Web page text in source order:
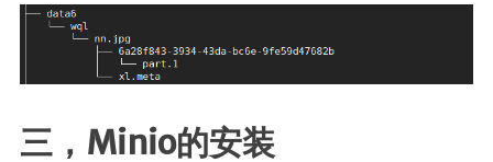
三，Minio的安装